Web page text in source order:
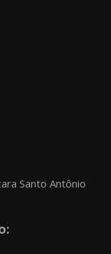
Santo Antônio